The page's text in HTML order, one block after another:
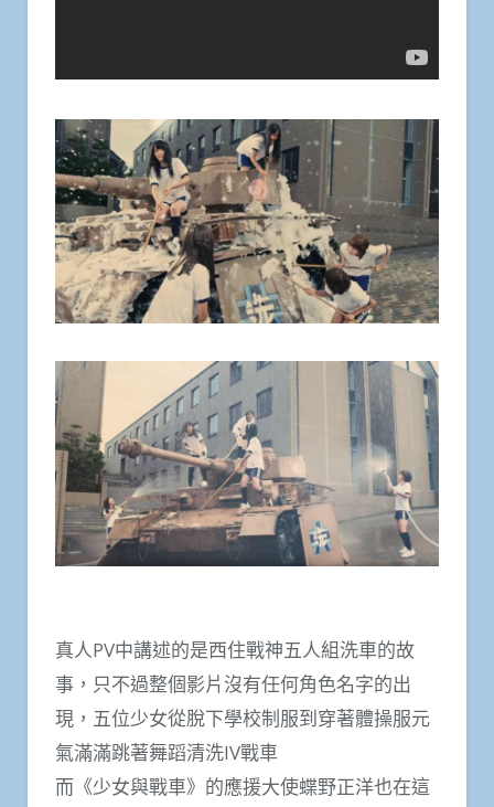
真人PV中講述的是西住戰神五人組洗車的故
事，只不過整個影片沒有任何角色名字的出
現，五位少女從脫下學校制服到穿著體操服元
氣滿滿跳著舞蹈清洗IV戰車
而《少女與戰車》的應援大使蝶野正洋也在這